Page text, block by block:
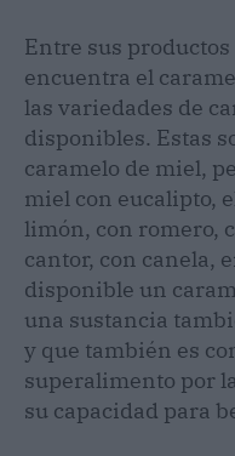
Entre sus productos
encuentra el
las variedades de
disponibles. Estas
caramelo de miel,
miel con eucalipto,
limón, con romero,
cantor, con canela,
disponible un
una sustancia
y que también es
superalimento por
su capacidad para